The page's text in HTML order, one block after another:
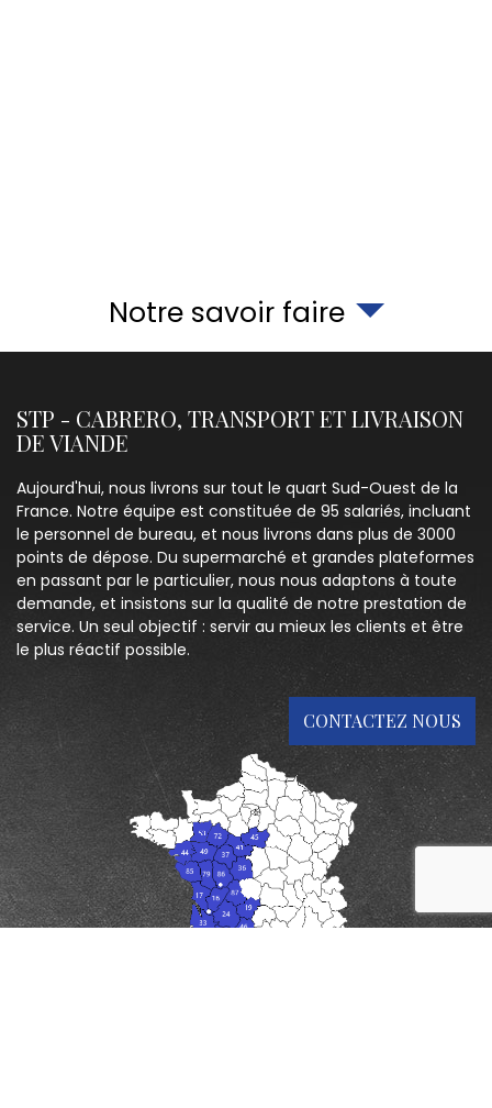
Notre savoir faire
STP - CABRERO, TRANSPORT ET LIVRAISON
DE VIANDE
Aujourd'hui, nous livrons sur tout le quart Sud-Ouest de la
France. Notre équipe est constituée de 95 salariés, incluant
le personnel de bureau, et nous livrons dans plus de 3000
points de dépose. Du supermarché et grandes plateformes
en passant par le particulier, nous nous adaptons à toute
demande, et insistons sur la qualité de notre prestation de
service. Un seul objectif : servir au mieux les clients et être
le plus réactif possible.
CONTACTEZ NOUS